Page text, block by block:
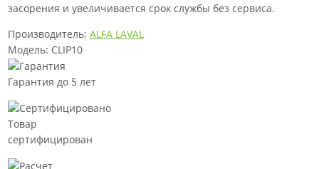
засорения и увеличивается срок службы без сервиса.
Производитель: ALFA LAVAL
Модель: CLIP10
Гарантия до 5 лет
Товар
сертифицирован